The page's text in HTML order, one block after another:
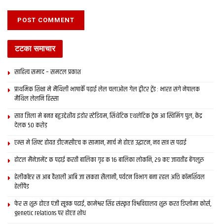
टटका समाचार
साहित्य समाद – समटल प्रकाश
प्राथमिक शि‍क्षा मे मैथि‍ली भाषाकेँ पढ़ाई लेल चलाओल गेल ट्वीटर ट्रेंड : भारत संगे नेपालक
मैथिल लेलनि हिस्सा
सात जिला मे बनत बहुउद्देशीय इंडोर स्‍टेडि‍यम, सिंथेटिक एथलेटिक ट्रेक आ स्विमिंग पुल, केंद्र
देलक 50 करोड़
एम्स मे शिफ्ट होयत डीएमसीएच क सामान, मार्च मे होएत उद्घाटन, नव सत्र स पढाई
होटल मैनेजमेंट क पढ़ाई करती बालिका गृह क 16 बालिका लोकनि, 29 कए जायतीह बेंगलुरु
हेलीकॉप्टर स आब वैशाली आबि जा सकता सैलानी, पर्यटन विभाग बना रहल अछि कॉमर्शियल
हेलीपैड
फेर स शुरू होएत पंजी सूत्रक पढाई, कामेश्वर सिंह संस्कृत विश्वविद्यालय शुरू करत डिप्लोमा कोर्स,
genetic relations पर होएत शोध